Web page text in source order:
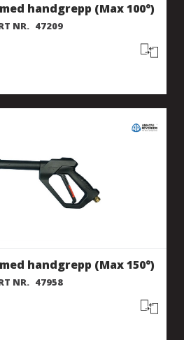
handgrepp (Max 100°)
NR. 47209
handgrepp (Max 150°)
NR. 47958